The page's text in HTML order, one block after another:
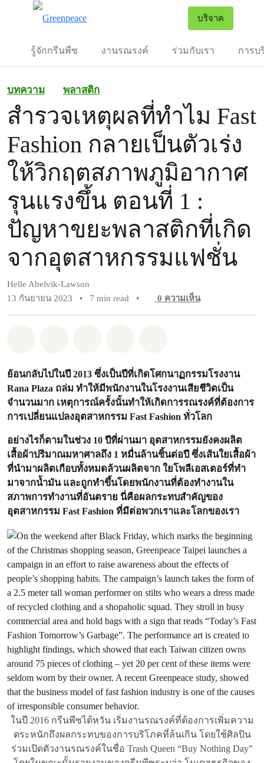
บริจาค
รู้จักกรีนพีซ งานรณรงค์ ร่วมกับเรา การบ
บทความ พลาสติก
สำรวจเหตุผลที่ทำไม Fast
Fashion กลายเป็นตัวเร่ง
ให้วิกฤตสภาพภูมิอากาศ
รุนแรงขึ้น ตอนที่ 1 :
ปัญหาขยะพลาสติกที่เกิด
จากอุตสาหกรรมแฟชั่น
Helle Abelvik-Lawson
13 กันยายน 2023
• 7 min read • 0 ความเห็น
ย้อนกลับไปในปี 2013 ซึ่งเป็นปีที่เกิดโศกนาฏกรรมโรงงาน
Rana Plaza ถล่ม ทำให้มีพนักงานในโรงงานเสียชีวิตเป็น
จำนวนมาก เหตุการณ์ครั้งนั้นทำให้เกิดการรณรงค์ที่ต้องการ
การเปลี่ยนแปลงอุตสาหกรรม Fast Fashion ทั่วโลก
อย่างไรก็ตามในช่วง 10 ปีที่ผ่านมา อุตสาหกรรมยังคงผลิต
เสื้อผ้าปริมาณมหาศาลถึง 1 หมื่นล้านชิ้นต่อปี ซึ่งเส้นใยเสื้อผ้า
ที่นำมาผลิตเกือบทั้งหมดล้วนผลิตจาก ใยโพลีเอสเตอร์ที่ทำ
มาจากน้ำมัน และถูกทำขึ้นโดยพนักงานที่ต้องทำงานใน
สภาพการทำงานที่อันตราย นี่คือผลกระทบสำคัญของ
อุตสาหกรรม Fast Fashion ที่มีต่อพวกเราและโลกของเรา
ในปี 2016 กรีนพีซไต้หวัน เริ่มงานรณรงค์ที่ต้องการเพิ่มความ
ตระหนักถึงผลกระทบของการบริโภคที่ล้นเกิน โดยใช้ศิลปิน
ร่วมเปิดตัวงานรณรงค์ในชื่อ Trash Queen “Buy Nothing Day”